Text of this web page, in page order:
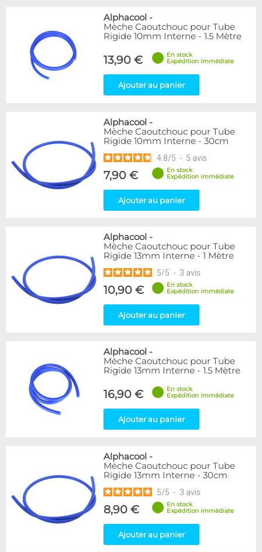
Alphacool -
Mèche Caoutchouc pour Tube
Rigide 10mm Interne - 1.5 Mètre
13,90 €
En stock
Expédition immédiate
Ajouter au panier
Alphacool -
Mèche Caoutchouc pour Tube
Rigide 10mm Interne - 30cm
4.8/5 - 5 avis
7,90 €
En stock
Expédition immédiate
Ajouter au panier
Alphacool -
Mèche Caoutchouc pour Tube
Rigide 13mm Interne - 1 Mètre
5/5 - 3 avis
10,90 €
En stock
Expédition immédiate
Ajouter au panier
Alphacool -
Mèche Caoutchouc pour Tube
Rigide 13mm Interne - 1.5 Mètre
16,90 €
En stock
Expédition immédiate
Ajouter au panier
Alphacool -
Mèche Caoutchouc pour Tube
Rigide 13mm Interne - 30cm
5/5 - 3 avis
8,90 €
En stock
Expédition immédiate
Ajouter au panier